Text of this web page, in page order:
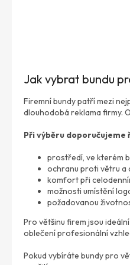
Jak vybrat bundu
Firemní bundy patří mezi
dlouhodobá reklama firmy.
Při výběru doporučujeme
prostředí, ve kterém
ochranu proti větru a
komfort při
možnosti umístění
požadovanou
Pro většinu firem jsou
oblečení profesionální
Pokud vybíráte bundy pro